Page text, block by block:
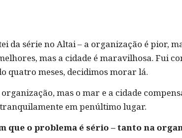
da série no Altai – a organização é pior,
mas a cidade é maravilhosa. Fui
quatro meses, decidimos morar lá.
mas o mar e a cidade
em penúltimo lugar.
que o problema é sério – tanto na